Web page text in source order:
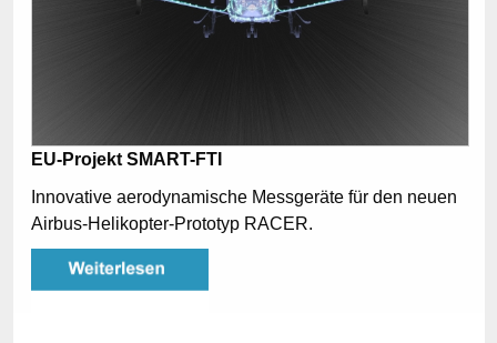
EU-Projekt SMART-FTI
Innovative aerodynamische Messgeräte für den neuen
Airbus-Helikopter-Prototyp RACER.